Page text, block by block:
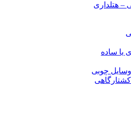
– هتلداری
یا ساده
چوبی